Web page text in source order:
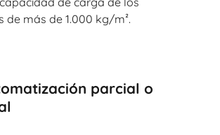
de más de 1.000 kg/m².
parcial o